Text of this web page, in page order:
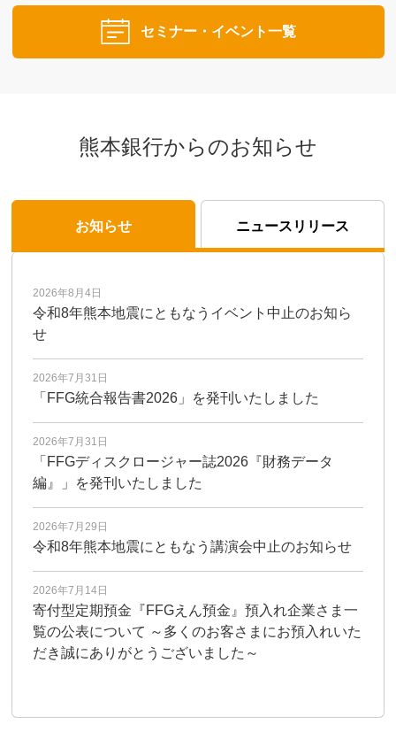
セミナー・イベント一覧
熊本銀行からのお知らせ
お知らせ ニュースリリース
2026年8月4日
令和8年熊本地震にともなうイベント中止のお知ら
せ
2026年7月31日
「FFG統合報告書2026」を発刊いたしました
2026年7月31日
「FFGディスクロージャー誌2026『財務データ
編』」を発刊いたしました
2026年7月29日
令和8年熊本地震にともなう講演会中止のお知らせ
2026年7月14日
寄付型定期預金『FFGえん預金』預入れ企業さま一
覧の公表について ～多くのお客さまにお預入れいた
だき誠にありがとうございました～